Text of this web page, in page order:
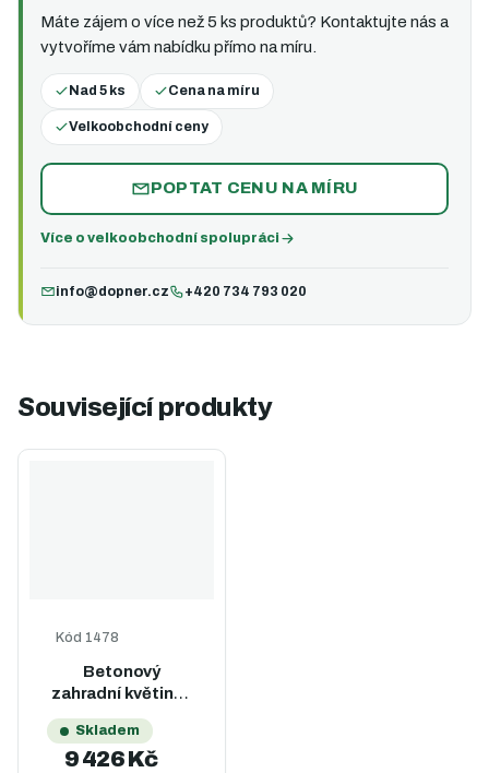
Máte zájem o více než 5 ks produktů? Kontaktujte nás a
vytvoříme vám nabídku přímo na míru.
Nad 5 ks Cena na míru
Velkoobchodní ceny
POPTAT CENU NA MÍRU
Více o velkoobchodní spolupráci
info@dopner.cz +420 734 793 020
Související produkty
Betonový
zahradní květináč
CITYWOOD -
imitace dřeva
Skladem
Kód 1478
9 426 Kč